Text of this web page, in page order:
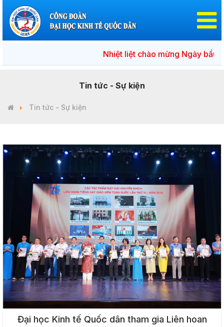
Nhiệt liệt chào mừng Ngày bầu cử
Tin tức - Sự kiện
Tin tức - Sự kiện
Đại học Kinh tế Quốc dân tham gia Liên hoan